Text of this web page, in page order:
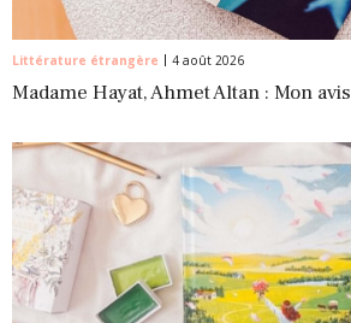
Littérature étrangère 4 août 2026
Madame Hayat, Ahmet Altan : Mon avis